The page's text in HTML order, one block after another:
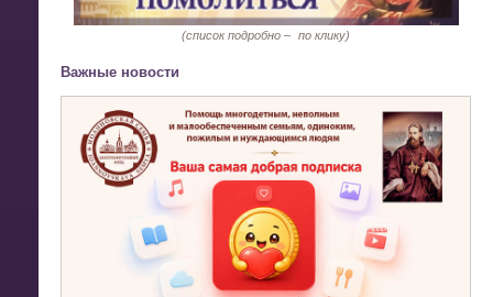
(список подробно – по клику)
Важные новости